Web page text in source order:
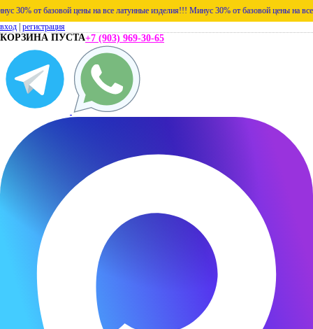
от базовой цены на все латунные изделия!!! Минус 30% от базовой цены на все
вход регистрация
КОРЗИНА ПУСТА+7 (903) 969-30-65